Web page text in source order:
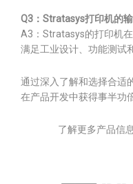
Q3：Stratasys打印机的
A3：Stratasys的打印机
满足工业设计、功能测试
通过深入了解和选择合适
在产品开发中获得事半功
了解更多产品信